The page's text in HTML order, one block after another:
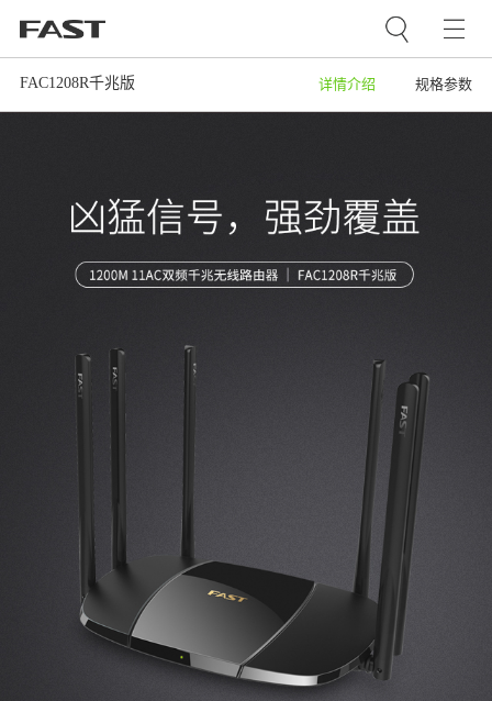
FAC1208R千兆版 规格参数
详情介绍